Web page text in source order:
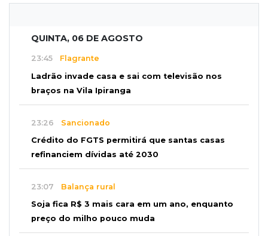
QUINTA, 06 DE AGOSTO
23:45 Flagrante
Ladrão invade casa e sai com televisão nos
braços na Vila Ipiranga
23:26 Sancionado
Crédito do FGTS permitirá que santas casas
refinanciem dívidas até 2030
23:07 Balança rural
Soja fica R$ 3 mais cara em um ano, enquanto
preço do milho pouco muda